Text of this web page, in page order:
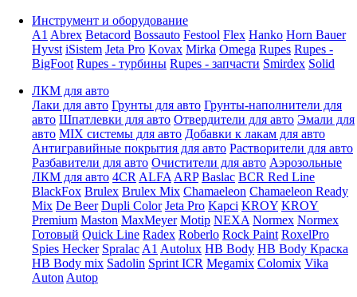
Инструмент и оборудование
A1 Abrex Betacord Bossauto Festool Flex Hanko Horn Bauer
Hyvst iSistem Jeta Pro Kovax Mirka Omega Rupes Rupes -
BigFoot Rupes - турбины Rupes - запчасти Smirdex Solid
ЛКМ для авто
Лаки для авто Грунты для авто Грунты-наполнители для
авто Шпатлевки для авто Отвердители для авто Эмали для
авто MIX системы для авто Добавки к лакам для авто
Антигравийные покрытия для авто Растворители для авто
Разбавители для авто Очистители для авто Аэрозольные
ЛКМ для авто 4CR ALFA ARP Baslac BCR Red Line
BlackFox Brulex Brulex Mix Chamaeleon Chamaeleon Ready
Mix De Beer Dupli Color Jeta Pro Kapci KROY KROY
Premium Maston MaxMeyer Motip NEXA Normex Normex
Готовый Quick Line Radex Roberlo Rock Paint RoxelPro
Spies Hecker Spralac A1 Autolux HB Body HB Body Краска
HB Body mix Sadolin Sprint ICR Megamix Colomix Vika
Auton Autop